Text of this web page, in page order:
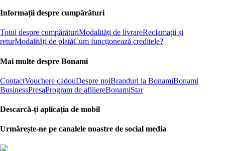
Informații despre cumpărături
Totul despre cumpărăturiModalități de livrareReclamații și
returModalități de platăCum funcționează creditele?
Mai multe despre Bonami
ContactVouchere cadouDespre noiBranduri la BonamiBonami
BusinessPresaProgram de afiliereBonamiStar
Descarcă-ți aplicația de mobil
Urmărește-ne pe canalele noastre de social media